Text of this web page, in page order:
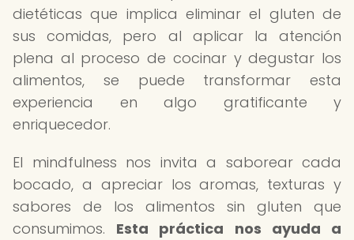
dietéticas que implica eliminar el gluten de
sus comidas, pero al aplicar la atención
plena al proceso de cocinar y degustar los
alimentos, se puede transformar esta
experiencia en algo gratificante y
enriquecedor.
El mindfulness nos invita a saborear cada
bocado, a apreciar los aromas, texturas y
sabores de los alimentos sin gluten que
consumimos. Esta práctica nos ayuda a